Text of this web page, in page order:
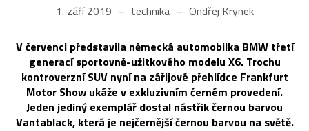
1. září 2019 technika Ondřej Krynek
V červenci představila německá automobilka BMW třetí
generací sportovně-užitkového modelu X6. Trochu
kontroverzní SUV nyní na zářijové přehlídce Frankfurt
Motor Show ukáže v exkluzivním černém provedení.
Jeden jediný exemplář dostal nástřik černou barvou
Vantablack, která je nejčernější černou barvou na světě.